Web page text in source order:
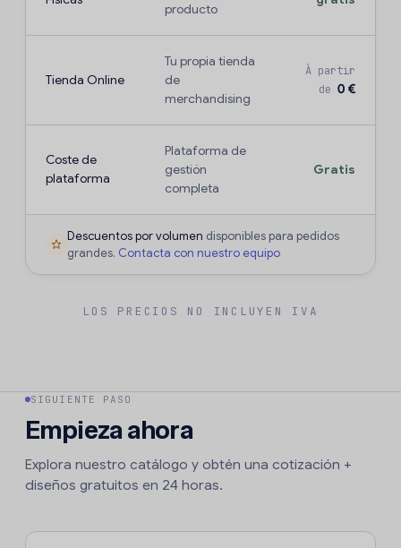
producto
Tienda Online
Tu propia tienda
de
merchandising
À partir
de 0 €
Coste de
plataforma
Plataforma de
gestión
completa
Gratis
Descuentos por volumen disponibles para pedidos
grandes. Contacta con nuestro equipo
LOS PRECIOS NO INCLUYEN IVA
SIGUIENTE PASO
Empieza ahora
Explora nuestro catálogo y obtén una cotización +
diseños gratuitos en 24 horas.